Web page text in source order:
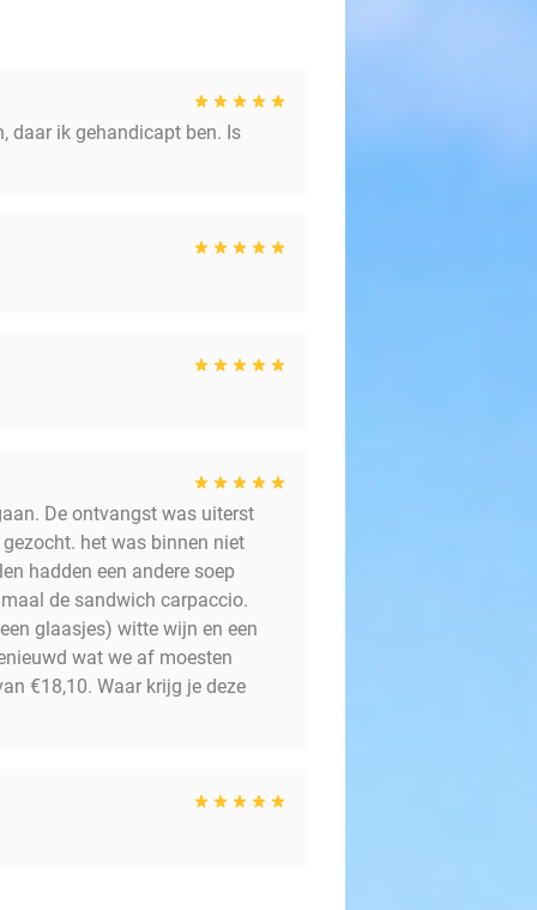
daar ik gehandicapt ben. Is
De ontvangst was uiterst
het was binnen niet
hadden een andere soep
de sandwich carpaccio.
glaasjes) witte wijn en een
wat we af moesten
€18,10. Waar krijg je deze